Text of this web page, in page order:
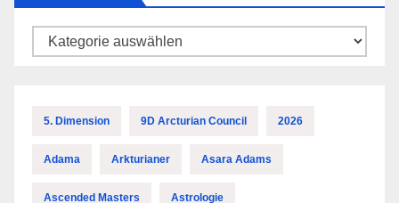
Kategorien
5. Dimension 9D Arcturian Council 2026
Adama Arkturianer Asara Adams
Ascended Masters Astrologie